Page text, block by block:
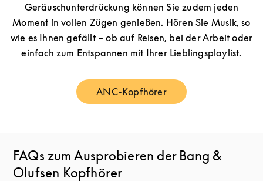
Geräuschunterdrückung können Sie zudem jeden
Moment in vollen Zügen genießen. Hören Sie Musik, so
wie es Ihnen gefällt – ob auf Reisen, bei der Arbeit oder
einfach zum Entspannen mit Ihrer Lieblingsplaylist.
ANC-KopfhörerLink Opens in New Tab
FAQs zum Ausprobieren der Bang &
Olufsen Kopfhörer